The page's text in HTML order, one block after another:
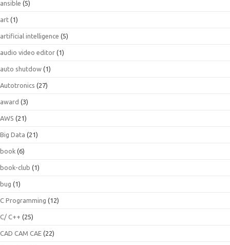
ansible (5)
art (1)
artificial intelligence (5)
audio video editor (1)
auto shutdow (1)
Autotronics (27)
award (3)
AWS (21)
Big Data (21)
book (6)
book-club (1)
bug (1)
C Programming (12)
C/ C++ (25)
CAD CAM CAE (22)